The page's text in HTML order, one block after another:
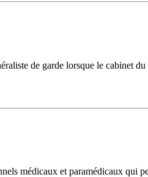
de garde lorsque le cabinet
médicaux et paramédicaux qui